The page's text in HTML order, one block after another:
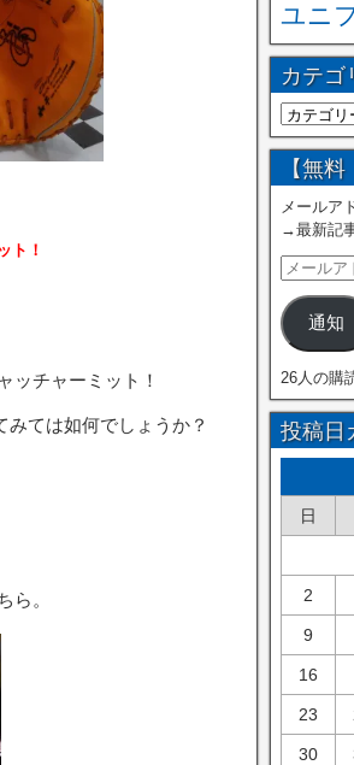
ト！
ッチャーミット！
ては如何でしょうか？
ら。
ユニ
カテゴ
【無
メールア
→最新記
通知
26人の購
投稿日
日
2
9
16
23
30